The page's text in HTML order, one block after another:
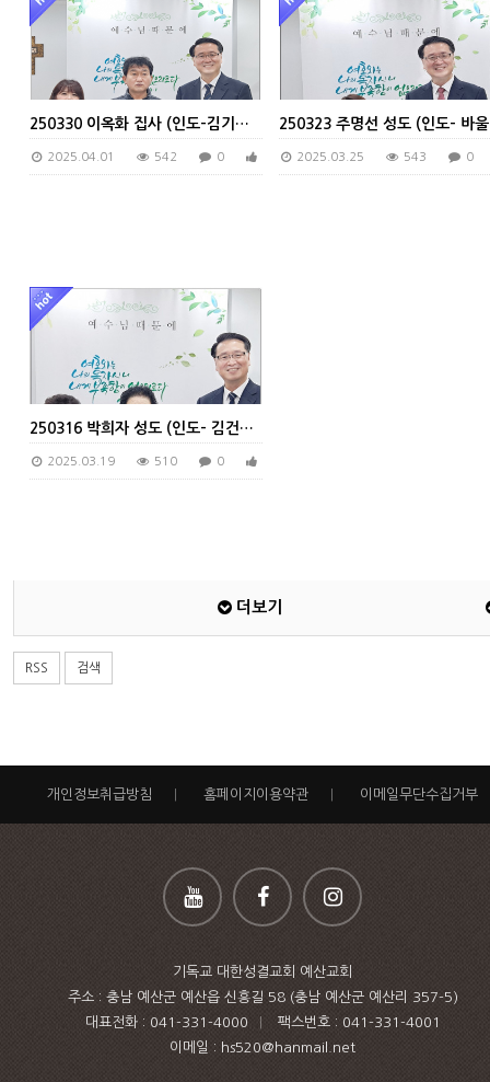
250330 이옥화 집사 (인도-김기명 집사)
2025.04.01 542 0 2025.03.25 543 0
250316 박희자 성도 (인도- 김건순 권사)
2025.03.19 510 0
더보기
RSS 검색
개인정보취급방침 홈페이지이용약관 이메일무단수집거부
기독교 대한성결교회 예산교회
주소 : 충남 예산군 예산읍 신흥길 58 (충남 예산군 예산리 357-5)
대표전화 : 041-331-4000 팩스번호 : 041-331-4001
이메일 : hs520@hanmail.net